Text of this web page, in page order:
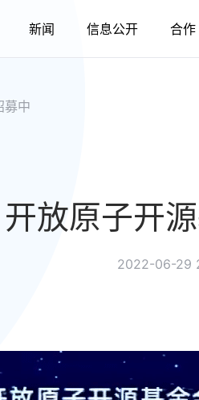
新闻 信息公开 合作
募中
放原子开
2022-06-29